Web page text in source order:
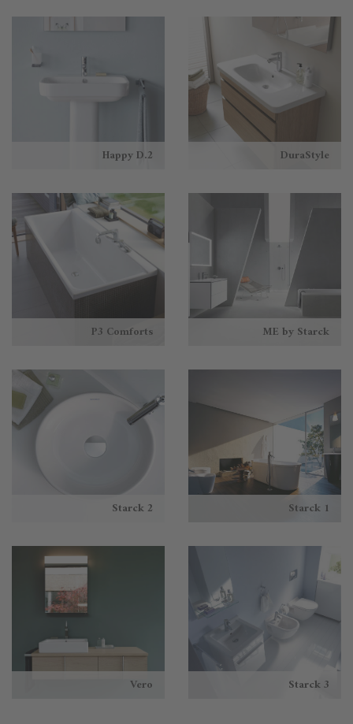
DuraStyle
Happy D.2
ME by Starck
P3 Comforts
Starck 1
Starck 2
Starck 3
Vero